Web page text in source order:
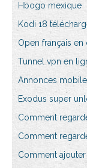
Hbogo mexique
Kodi 18
Open français en
Tunnel vpn en
Annonces
Exodus super
Comment
Comment
Comment